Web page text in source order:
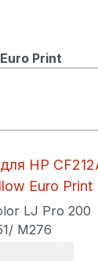
Print
HP
Euro Print
LJ Pro 200
M276